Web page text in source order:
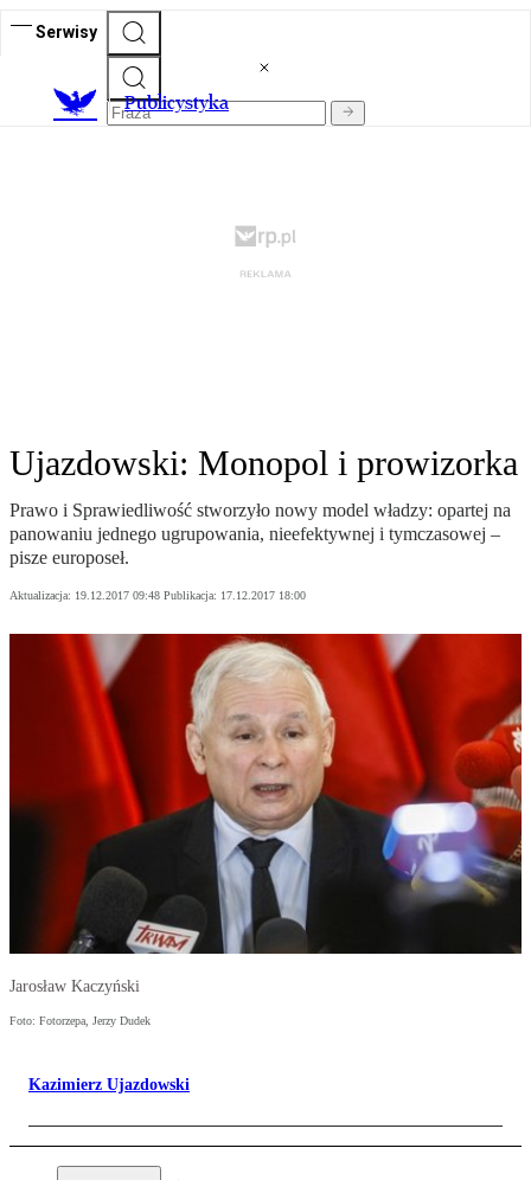
Serwisy
Publicystyka
Ujazdowski: Monopol i prowizorka
Prawo i Sprawiedliwość stworzyło nowy model władzy: opartej na
panowaniu jednego ugrupowania, nieefektywnej i tymczasowej –
pisze europoseł.
Aktualizacja: 19.12.2017 09:48 Publikacja: 17.12.2017 18:00
Jarosław Kaczyński
Foto: Fotorzepa, Jerzy Dudek
Kazimierz Ujazdowski